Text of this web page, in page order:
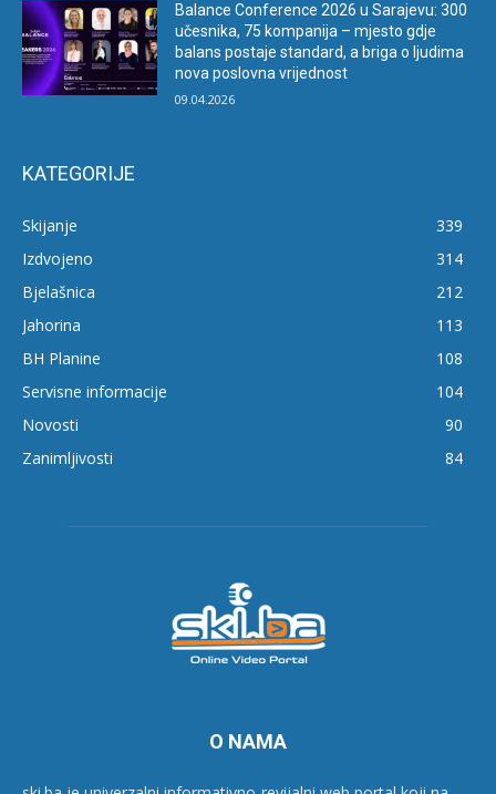
Balance Conference 2026 u Sarajevu: 300
učesnika, 75 kompanija – mjesto gdje
balans postaje standard, a briga o ljudima
nova poslovna vrijednost
09.04.2026
KATEGORIJE
Skijanje
339
Izdvojeno
314
Bjelašnica
212
Jahorina
113
BH Planine
108
Servisne informacije
104
Novosti
90
Zanimljivosti
84
O NAMA